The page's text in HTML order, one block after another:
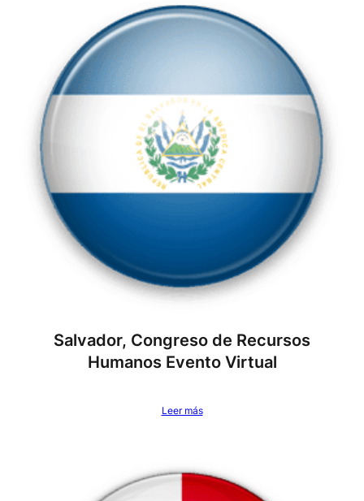
Salvador, Congreso de Recursos
Humanos Evento Virtual
Leer más